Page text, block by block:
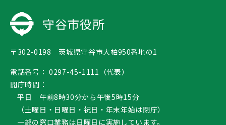
守谷市役所
〒302-0198 茨城県守谷市大柏950番地の1
電話番号： 0297-45-1111（代表）
開庁時間：
平日 午前8時30分から午後5時15分
（土曜日・日曜日・祝日・年末年始は閉庁）
一部の窓口業務は日曜日に実施しています。